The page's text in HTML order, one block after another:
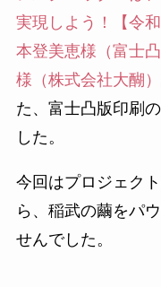
実現しよう！【令
本登美恵様（富士
様（株式会社大醐
た、富士凸版印刷
した。
今回はプロジェク
ら、稲武の繭をパ
せんでした。